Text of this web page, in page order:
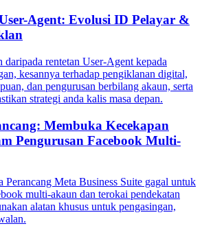
Agent: Evolusi ID Pelayar &
daripada rentetan User-Agent kepada
kesannya terhadap pengiklanan digital,
dan pengurusan berbilang akaun, serta
strategi anda kalis masa depan.
Membuka Kecekapan
Pengurusan Facebook Multi-
Perancang Meta Business Suite gagal untuk
multi-akaun dan terokai pendekatan
alatan khusus untuk pengasingan,